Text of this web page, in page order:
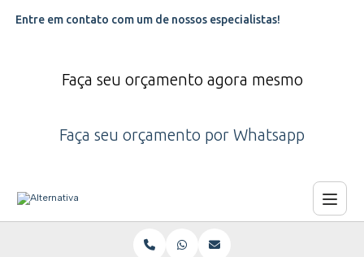
Entre em contato com um de nossos especialistas!
Faça seu orçamento agora mesmo
Faça seu orçamento por Whatsapp